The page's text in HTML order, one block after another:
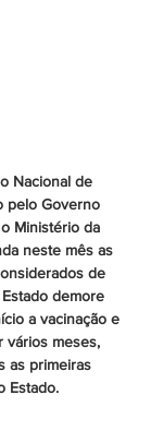
Nacional de
pelo Governo
Ministério da
neste mês as
de
demore
a vacinação e
vários meses,
as primeiras
Estado.